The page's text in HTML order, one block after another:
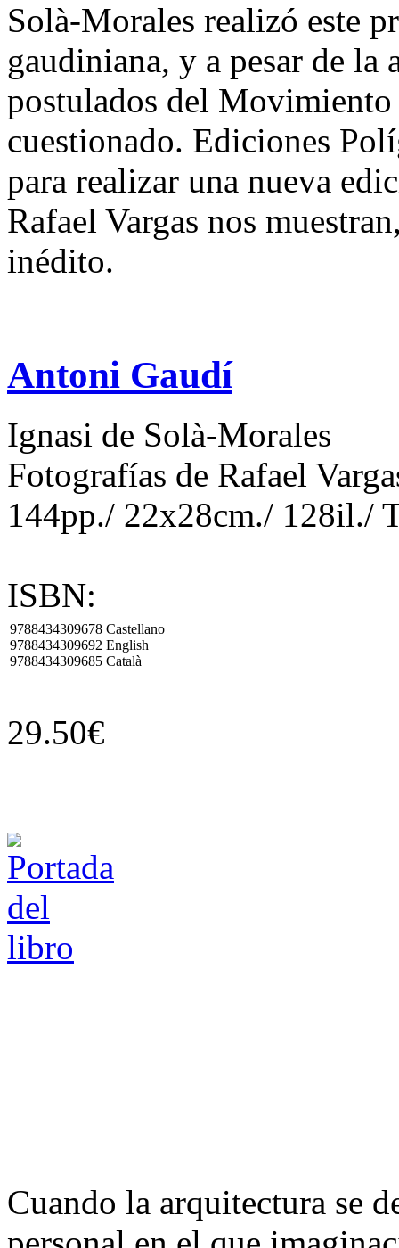
Solà-Morales realizó este
gaudiniana, y a pesar de
postulados del
cuestionado. Ediciones
para realizar una nueva
Rafael Vargas nos
inédito.
Antoni Gaudí
Ignasi de Solà-Morales
Fotografías de Rafael
144pp./ 22x28cm./ 128il./
ISBN:
9788434309678
9788434309692
9788434309685
Castellano
English
Català
29.50€
Cuando la arquitectura se